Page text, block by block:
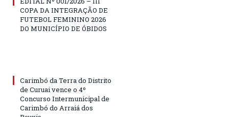
COPA DA INTEGRAÇÃO DE
FUTEBOL FEMININO 2026
DO MUNICÍPIO DE ÓBIDOS
Carimbó da Terra do Distrito
de Curuai vence o 4º
Concurso Intermunicipal de
Carimbó do Arraiá dos